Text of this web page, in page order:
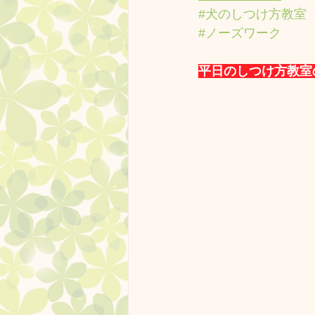
#犬のしつけ方教室
#ノーズワーク
平日のしつけ方教